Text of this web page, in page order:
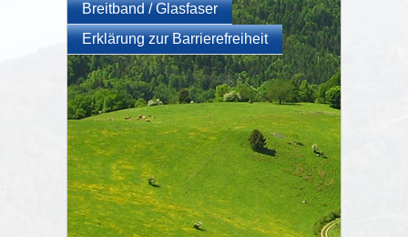
Breitband / Glasfaser
Erklärung zur Barrierefreiheit